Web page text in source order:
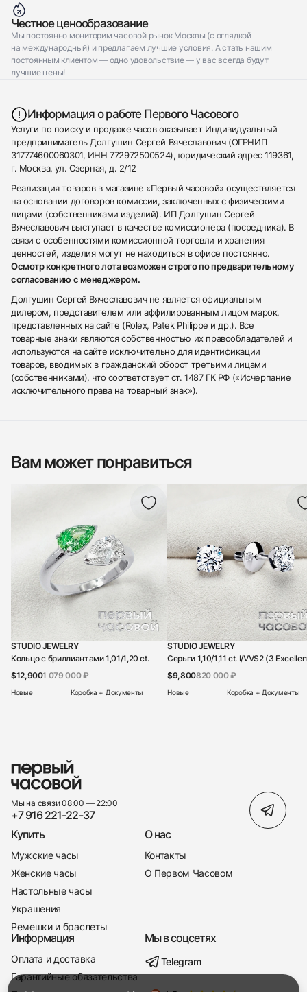
+7 916 221-22-37
Честное ценообразование
Мы постоянно мониторим часовой рынок Москвы (с оглядкой
на международный) и предлагаем лучшие условия. А стать нашим
постоянным клиентом — одно удовольствие — у вас всегда будут
лучшие цены!
Информация о работе Первого Часового
Услуги по поиску и продаже часов оказывает Индивидуальный
предприниматель Долгушин Сергей Вячеславович (ОГРНИП
317774600060301, ИНН 772972500524), юридический адрес 119361,
г. Москва, ул. Озерная, д. 2/12
Реализация товаров в магазине «Первый часовой» осуществляется
на основании договоров комиссии, заключенных с физическими
лицами (собственниками изделий). ИП Долгушин Сергей
Вячеславович выступает в качестве комиссионера (посредника). В
связи с особенностями комиссионной торговли и хранения
ценностей, изделия могут не находиться в офисе постоянно.
Осмотр конкретного лота возможен строго по предварительному
согласованию с менеджером.
Долгушин Сергей Вячеславович не является официальным
дилером, представителем или аффилированным лицом марок,
представленных на сайте (Rolex, Patek Philippe и др.). Все
товарные знаки являются собственностью их правообладателей и
используются на сайте исключительно для идентификации
товаров, вводимых в гражданский оборот третьими лицами
(собственниками), что соответствует ст. 1487 ГК РФ («Исчерпание
исключительного права на товарный знак»).
Вам может понравиться
STUDIO JEWELRY
Кольцо с бриллиантами 1,01/1,20 ct.
$12,9001 079 000 ₽
Новые Коробка + Документы
STUDIO JEWELRY
Серьги 1,10/1,11 ct. I/VVS2 (3
$9,800820 000 ₽
Новые Коробка + Документы
Мы на связи 08:00 — 22:00
+7 916 221-22-37
Купить
Мужские часы
Женские часы
Настольные часы
Украшения
Ремешки и браслеты
О нас
Контакты
О Первом Часовом
Информация
Оплата и доставка
Гарантийные обязательства
Мы в соцсетях
Telegram